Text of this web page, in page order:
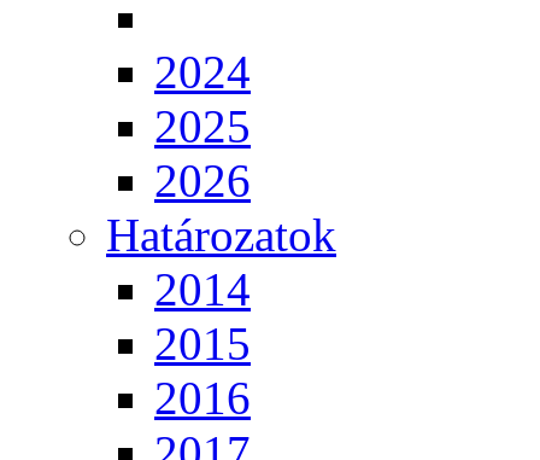
2024
2025
2026
Határozatok
2014
2015
2016